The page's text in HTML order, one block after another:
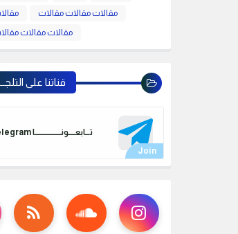
مقالات مقالات مقالات
مقالات مقالات
قناتنا على
علـــــى Telegram تـــابعـــــونـــــــــــــــــــا